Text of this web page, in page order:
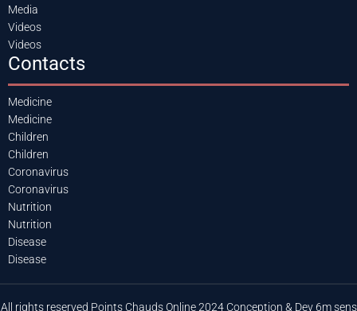
Media
Videos
Videos
Contacts
Medicine
Medicine
Children
Children
Coronavirus
Coronavirus
Nutrition
Nutrition
Disease
Disease
All rights reserved Points Chauds Online 2024 Conception & Dev 6m sens